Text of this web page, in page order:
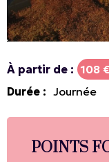
À partir de : 108
Durée : Journée
POINTS